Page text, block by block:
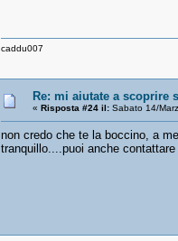
caddu007
Re: mi aiutate a scoprire
« Risposta #24 il: Sabato 14/
non credo che te la boccino, a
tranquillo....puoi anche